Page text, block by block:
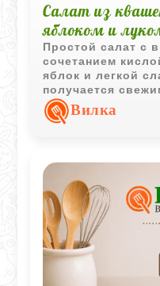
Салат из
яблоком и
Простой салат с
сочетанием
яблок и легкой
получается
отлично
стола.Вилка